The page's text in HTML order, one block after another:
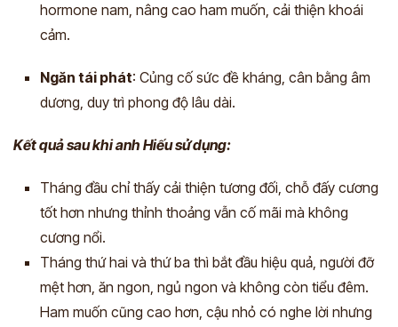
hormone nam, nâng cao ham muốn, cải thiện khoái
cảm.
Ngăn tái phát: Củng cố sức đề kháng, cân bằng âm
dương, duy trì phong độ lâu dài.
Kết quả sau khi anh Hiếu sử dụng:
Tháng đầu chỉ thấy cải thiện tương đối, chỗ đấy cương
tốt hơn nhưng thỉnh thoảng vẫn cố mãi mà không
cương nổi.
Tháng thứ hai và thứ ba thì bắt đầu hiệu quả, người đỡ
mệt hơn, ăn ngon, ngủ ngon và không còn tiểu đêm.
Ham muốn cũng cao hơn, cậu nhỏ có nghe lời nhưng